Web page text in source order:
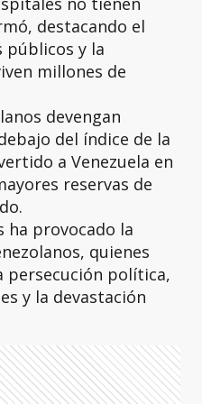
destacando el
públicos y la
millones de
devengan
del índice de la
a Venezuela en
reservas de
ha provocado la
quienes
persecución política,
y la devastación